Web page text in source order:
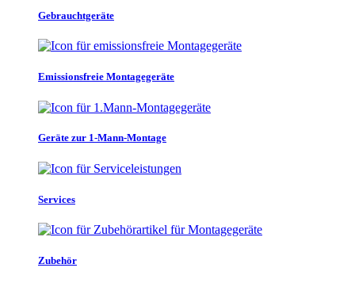
Gebrauchtgeräte
Emissionsfreie Montagegeräte
Geräte zur 1-Mann-Montage
Services
Zubehör